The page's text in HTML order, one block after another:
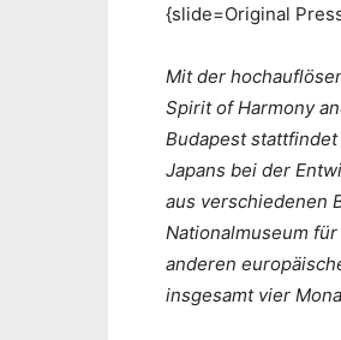
{slide=Original
Mit der
Spirit of Harmony
Budapest
Japans bei der
aus verschiedenen
Nationalmuseum
anderen
insgesamt vier